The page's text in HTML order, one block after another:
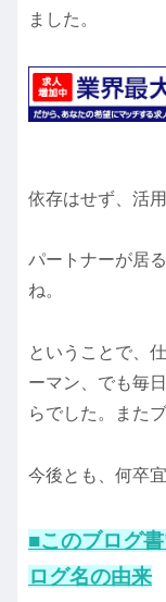
ました。
依存はせず、活
パートナーが居
ね。
ということで、
ーマン、でも毎
らでした。また
今後とも、何卒
■このブログ
ログ名の由来